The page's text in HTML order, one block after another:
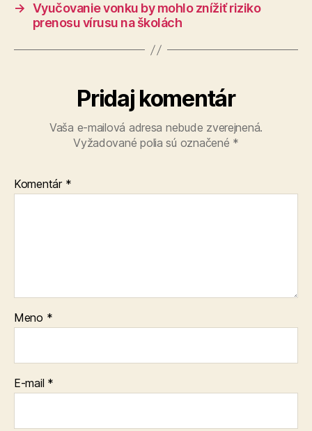
→ Vyučovanie vonku by mohlo znížiť riziko
prenosu vírusu na školách
Pridaj komentár
Vaša e-mailová adresa nebude zverejnená.
Vyžadované polia sú označené *
Komentár *
Meno *
E-mail *